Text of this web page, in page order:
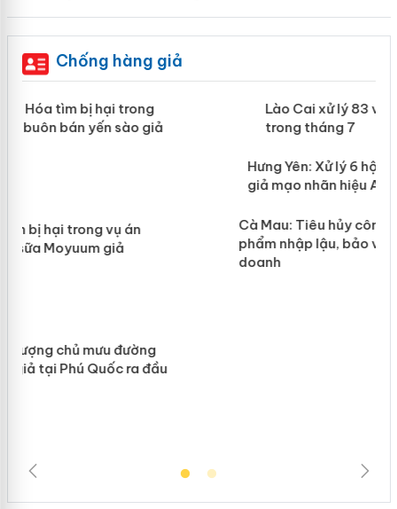
Chống hàng giả
Lào Cai xử lý 83 vụ vi phạm thương
mại trong tháng 7
Hưng Yên: Xử lý 6 hộ kinh doanh bán
hàng giả mạo nhãn hiệu Adidas, Nike
Cà Mau: Tiêu hủy công khai hàng ngàn sản
phẩm nhập lậu, bảo vệ môi trường kinh